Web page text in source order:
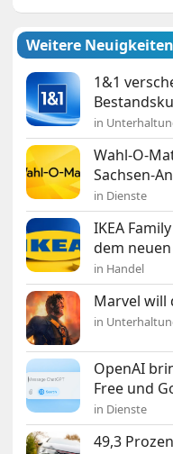
Weitere Neuigkeiten
1&1
in
Wahl-O-
Sachsen-
in Dienste
IKEA
dem
in Handel
Marvel will
in
OpenAI
Free und
in Dienste
49,3